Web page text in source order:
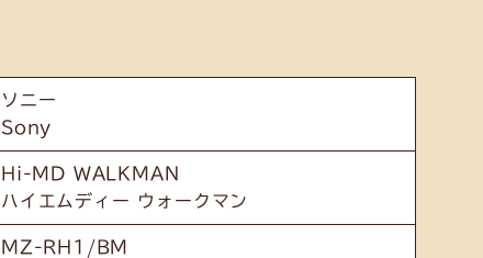
ソニー
Sony
Hi-MD WALKMAN
ハイエムディー ウォークマン
MZ-RH1/BM